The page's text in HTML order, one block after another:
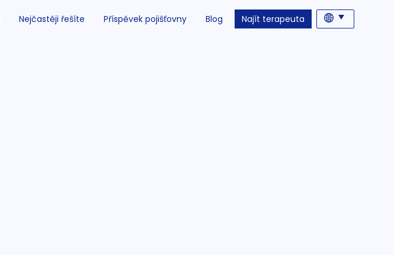
Nejčastěji řešíte Příspěvek pojišťovny Blog Najít terapeuta